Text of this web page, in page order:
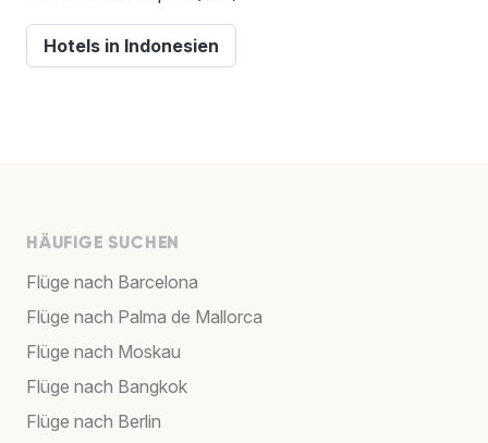
Hotels in Indonesien
HÄUFIGE SUCHEN
Flüge nach Barcelona
Flüge nach Palma de Mallorca
Flüge nach Moskau
Flüge nach Bangkok
Flüge nach Berlin